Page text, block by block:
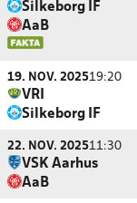
Silkeborg IF
AaB
19. NOV. 202519:20
VRI
Silkeborg IF
22. NOV. 202511:30
VSK Aarhus
AaB